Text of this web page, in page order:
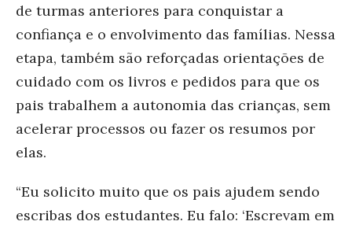
de turmas anteriores para conquistar a
confiança e o envolvimento das famílias. Nessa
etapa, também são reforçadas orientações de
cuidado com os livros e pedidos para que os
pais trabalhem a autonomia das crianças, sem
acelerar processos ou fazer os resumos por
elas.
“Eu solicito muito que os pais ajudem sendo
escribas dos estudantes. Eu falo: ‘Escrevam em